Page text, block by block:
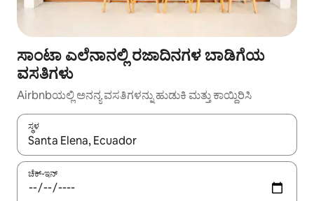
ಸಾಂಟಾ ಎಲೆನಾನಲ್ಲಿ ರಜಾದಿನಗಳ ಬಾಡಿಗೆಯ
ವಸತಿಗಳು
Airbnbಯಲ್ಲಿ ಅನನ್ಯ ವಸತಿಗಳನ್ನು ಹುಡುಕಿ ಮತ್ತು ಕಾಯ್ದಿರಿಸಿ
ಸ್ಥಳ
ಫಲಿತಾಂಶಗಳು ಲಭ್ಯವಿರುವಾಗ, ಅಪ್ ಮತ್ತು ಡೌನ್ ಬಾಣದ ಕೀಲಿಗಳೊಂದಿಗೆ
ಚೆಕ್-ಇನ್